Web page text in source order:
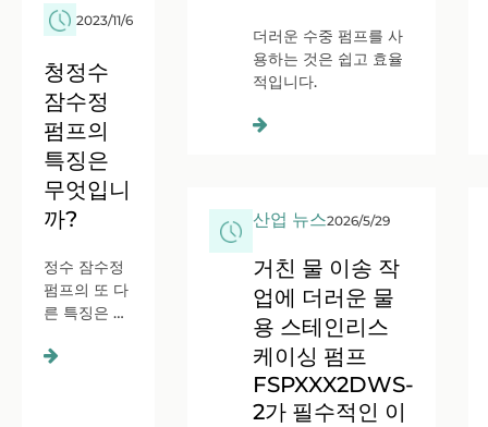
2023/11/6
청정수
잠수정
펌프의
특징은
무엇입니
까?
​정수 잠수정
펌프의 또 다
른 특징은 컴
인입니다.
​더러운 수중 펌프를 사
용하는 것은 쉽고 효율
적입니다.
산업 뉴스2026/5/29
거친 물 이송 작
업에 더러운 물
용 스테인리스
케이싱 펌프
FSPXXX2DWS-
2가 필수적인 이